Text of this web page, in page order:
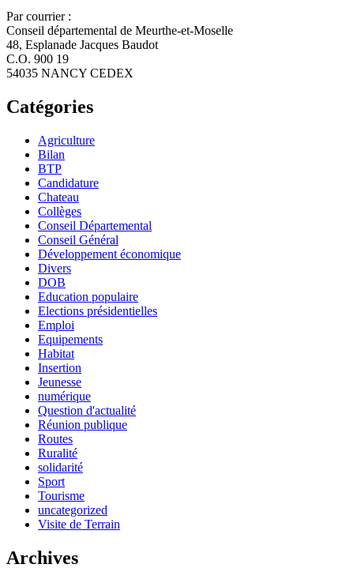
Par courrier :
Conseil départemental de Meurthe-et-Moselle
48, Esplanade Jacques Baudot
C.O. 900 19
54035 NANCY CEDEX
Catégories
Agriculture
Bilan
BTP
Candidature
Chateau
Collèges
Conseil Départemental
Conseil Général
Développement économique
Divers
DOB
Education populaire
Elections présidentielles
Emploi
Equipements
Habitat
Insertion
Jeunesse
numérique
Question d'actualité
Réunion publique
Routes
Ruralité
solidarité
Sport
Tourisme
uncategorized
Visite de Terrain
Archives